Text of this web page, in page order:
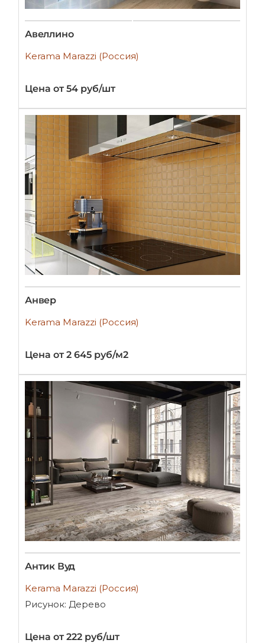
Авеллино
Kerama Marazzi (Россия)
Цена от 54 руб/шт
Анвер
Kerama Marazzi (Россия)
Цена от 2 645 руб/м2
Антик Вуд
Kerama Marazzi (Россия)
Рисунок: Дерево
Цена от 222 руб/шт